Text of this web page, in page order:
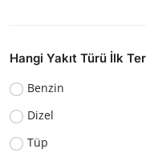
Hangi Yakıt Türü İlk
Benzin
Dizel
Tüp